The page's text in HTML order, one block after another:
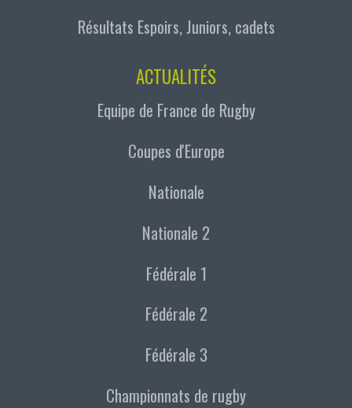
Résultats Espoirs, Juniors, cadets
ACTUALITÉS
Equipe de France de Rugby
Coupes d'Europe
Nationale
Nationale 2
Fédérale 1
Fédérale 2
Fédérale 3
Championnats de rugby